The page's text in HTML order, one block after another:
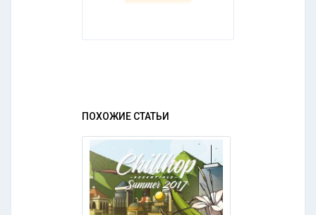
ПОХОЖИЕ СТАТЬИ